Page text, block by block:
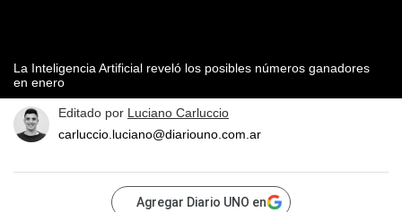
La Inteligencia Artificial reveló los posibles números ganadores
en enero
Editado por Luciano Carluccio
carluccio.luciano@diariouno.com.ar
Agregar Diario UNO en